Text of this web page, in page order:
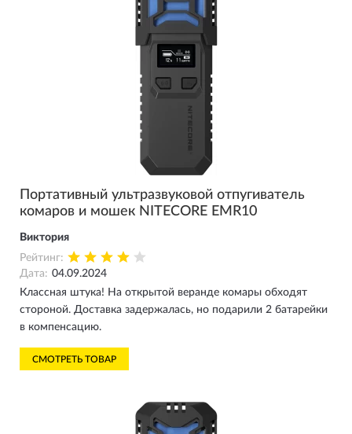
Портативный ультразвуковой отпугиватель
комаров и мошек NITECORE EMR10
Виктория
Рейтинг:
Дата: 04.09.2024
Классная штука! На открытой веранде комары обходят
стороной. Доставка задержалась, но подарили 2 батарейки
в компенсацию.
СМОТРЕТЬ ТОВАР